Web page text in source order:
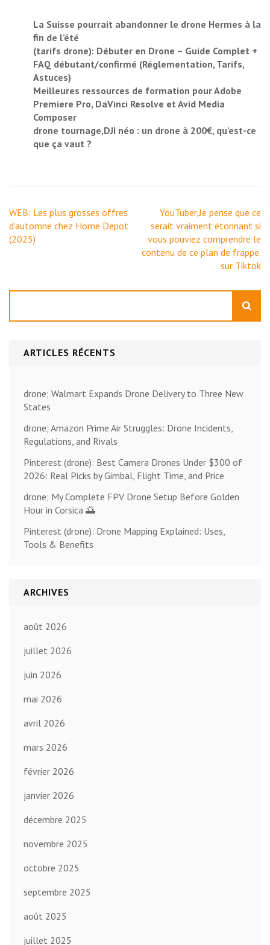
La Suisse pourrait abandonner le drone Hermes à la
fin de l’été
(tarifs drone): Débuter en Drone – Guide Complet +
FAQ débutant/confirmé (Réglementation, Tarifs,
Astuces)
Meilleures ressources de formation pour Adobe
Premiere Pro, DaVinci Resolve et Avid Media
Composer
drone tournage,DJI néo : un drone à 200€, qu’est-ce
que ça vaut ?
Navigation
de
l’article
WEB: Les plus grosses offres
d’automne chez Home Depot
(2025)
YouTuber,Je pense que ce
serait vraiment étonnant si
vous pouviez comprendre le
contenu de ce plan de frappe.
sur Tiktok
ARTICLES RÉCENTS
drone; Walmart Expands Drone Delivery to Three New
States
drone; Amazon Prime Air Struggles: Drone Incidents,
Regulations, and Rivals
Pinterest (drone): Best Camera Drones Under $300 of
2026: Real Picks by Gimbal, Flight Time, and Price
drone; My Complete FPV Drone Setup Before Golden
Hour in Corsica 🌅
Pinterest (drone): Drone Mapping Explained: Uses,
Tools & Benefits
ARCHIVES
août 2026
juillet 2026
juin 2026
mai 2026
avril 2026
mars 2026
février 2026
janvier 2026
décembre 2025
novembre 2025
octobre 2025
septembre 2025
août 2025
juillet 2025